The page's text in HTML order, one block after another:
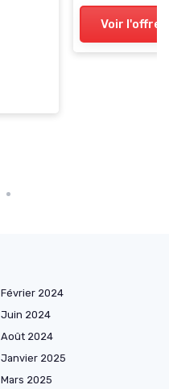
Voir l'offre
Février 2024
Juin 2024
Août 2024
Janvier 2025
Mars 2025